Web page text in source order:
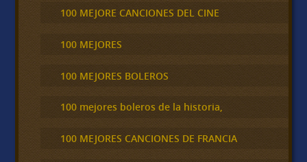
100 MEJORE CANCIONES DEL CINE
100 MEJORES
100 MEJORES BOLEROS
100 mejores boleros de la historia,
100 MEJORES CANCIONES DE FRANCIA